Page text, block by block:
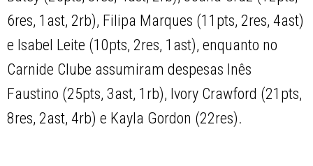
6res, 1ast, 2rb), Filipa Marques (11pts, 2res, 4ast)
e Isabel Leite (10pts, 2res, 1ast), enquanto no
Carnide Clube assumiram despesas Inês
Faustino (25pts, 3ast, 1rb), Ivory Crawford (21pts,
8res, 2ast, 4rb) e Kayla Gordon (22res).